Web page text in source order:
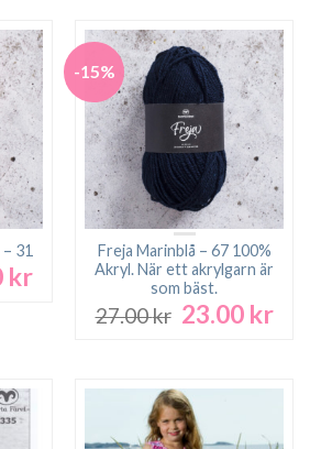
23.00 kr.
27.00 kr.
31
krDet
-15%
Freja Marinblå – 67 100%
Akryl. När ett akrylgarn är
som bäst.
27.00kr Det
27.00 kr.
23.00 krDet